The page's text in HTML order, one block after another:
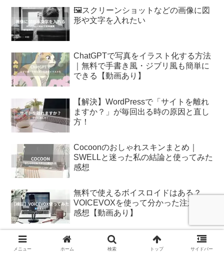
🖼️スクリーンショットなどの画像に図
形や文字を入れたい
ChatGPTで写真をイラスト化する方法
｜無料で手書き風・ジブリ風も簡単に
できる【動画あり】
【解決】WordPressで「サイトを離れ
ますか？」が毎回出る時の原因と直し
方！
Cocoonのおしゃれスキンまとめ｜
SWELLと迷った私の結論と使ってみた
感想
無料で使えるボイスロイドはある？
VOICEVOXを使って分かった注意点と
感想【動画あり】
メニュー ホーム 検索 トップ サイドバー